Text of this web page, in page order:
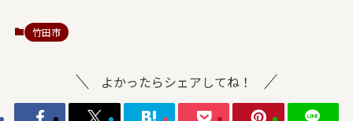
竹田市
よかったらシェアしてね！